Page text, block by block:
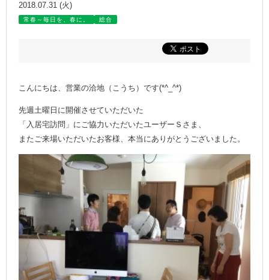
2018.07.31 (火)
常春～毎日を、春に。 総合
こんにちは、営業の洽地（こうち）です(*^_^*)
先週土曜日に開催させていただいた
「入居宅訪問」にご協力いただいたユーザーＳさま、
またご来場いただいたお客様、本当にありがとうございました。